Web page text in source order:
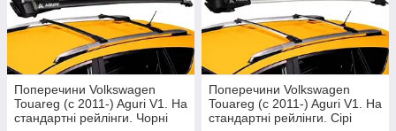
Поперечини Volkswagen
Touareg (c 2011-) Aguri V1. На
стандартні рейлінги. Чорні
Поперечини Volkswagen
Touareg (c 2011-) Aguri V1. На
стандартні рейлінги. Сірі